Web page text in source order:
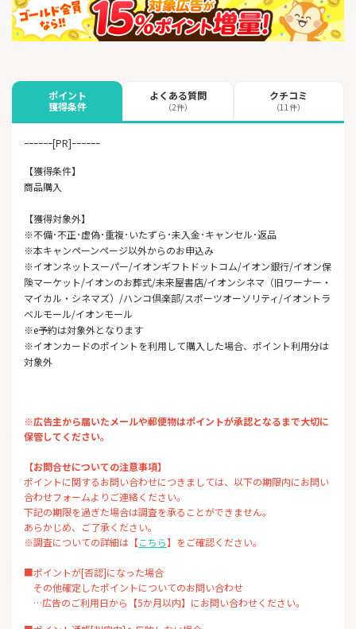
ポイント
獲得条件
よくある質問
（2件）
クチコミ
（11件）
ｰｰｰｰｰｰ[PR]ｰｰｰｰｰｰ
【獲得条件】
商品購入
【獲得対象外】
※不備･不正･虚偽･重複･いたずら･未入金･キャンセル･返品
※本キャンペーンページ以外からのお申込み
※イオンネットスーパー/イオンギフトドットコム/イオン銀行/イオン保
険マーケット/イオンのお葬式/未来屋書店/イオンシネマ（旧ワーナー・
マイカル・シネマズ）/ハンコ倶楽部/スポーツオーソリティ/イオントラ
ベルモール/イオンモール
※e予約は対象外となります
※イオンカードのポイントを利用して購入した場合、ポイント利用分は
対象外
※広告主から届いたメールや郵便物はポイントが承認となるまで大切に
保管してください。
【お問合せについての注意事項】
ポイントに関するお問い合わせにつきましては、以下の期限内にお問い
合わせフォームよりご連絡ください。
下記の期限を過ぎた場合は調査を承ることができません。
あらかじめ、ご了承ください。
※調査についての詳細は【こちら】をご確認ください。
■ポイントが[否認]になった場合
その他確定したポイントについてのお問い合わせ
…広告のご利用日から【5か月以内】にお問い合わせください。